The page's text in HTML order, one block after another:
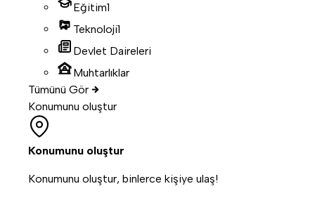
Eğitim1
Teknoloji1
Devlet Daireleri
Muhtarlıklar
Tümünü Gör
Konumunu oluştur
Konumunu oluştur
Konumunu oluştur, binlerce kişiye ulaş!